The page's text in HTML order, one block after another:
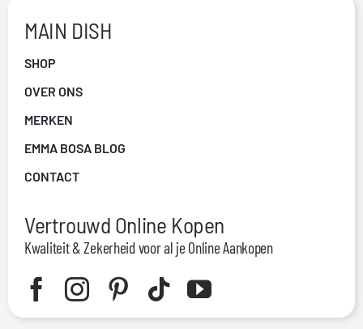
MAIN DISH
SHOP
OVER ONS
MERKEN
EMMA BOSA BLOG
CONTACT
Vertrouwd Online Kopen
Kwaliteit & Zekerheid voor al je Online Aankopen